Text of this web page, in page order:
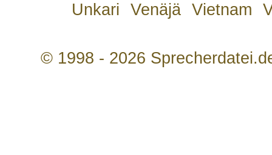
Unkari
Venäjä Vietnam
© 1998 - 2026